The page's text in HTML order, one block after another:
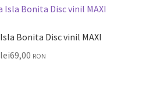
Madonna – La Isla Bonita Disc vinil MAXI
lei69,00 RON